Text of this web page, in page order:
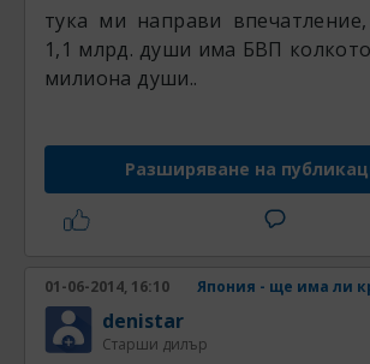
тука ми направи
1,1 млрд. души има БВП
милиона души..
Разширяване на
01-06-2014, 16:10 Япония - ще има ли
denistar
Старши дилър